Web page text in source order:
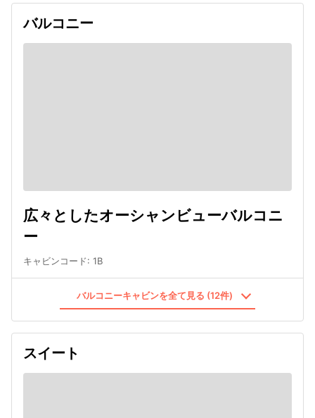
バルコニー
広々としたオーシャンビューバルコニ
ー
キャビンコード: 1B
バルコニーキャビンを全て見る (12件)
スイート